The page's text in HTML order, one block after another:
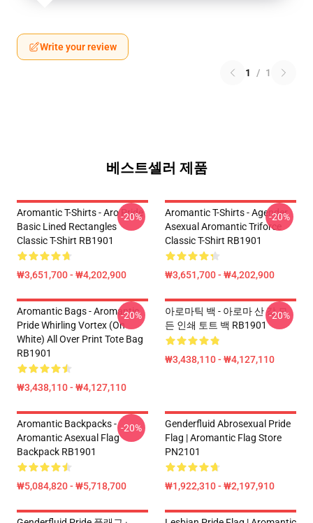
Write your review
1 / 1
베스트셀러 제품
Aromantic T-Shirts - Aro Pride
Basic Lined Rectangles
Classic T-Shirt RB1901
₩3,651,700 - ₩4,202,900
-20%
Aromantic T-Shirts - Agender
Asexual Aromantic Triforce
Classic T-Shirt RB1901
₩3,651,700 - ₩4,202,900
-20%
Aromantic Bags - Aromantic
Pride Whirling Vortex (On
White) All Over Print Tote Bag
RB1901
₩3,438,110 - ₩4,127,110
-20%
아로마틱 백 - 아로마 산 강 모
든 인쇄 토트 백 RB1901
₩3,438,110 - ₩4,127,110
-20%
Aromantic Backpacks -
Aromantic Asexual Flag
Backpack RB1901
₩5,084,820 - ₩5,718,700
-20%
Genderfluid Abrosexual Pride
Flag | Aromantic Flag Store
PN2101
₩1,922,310 - ₩2,197,910